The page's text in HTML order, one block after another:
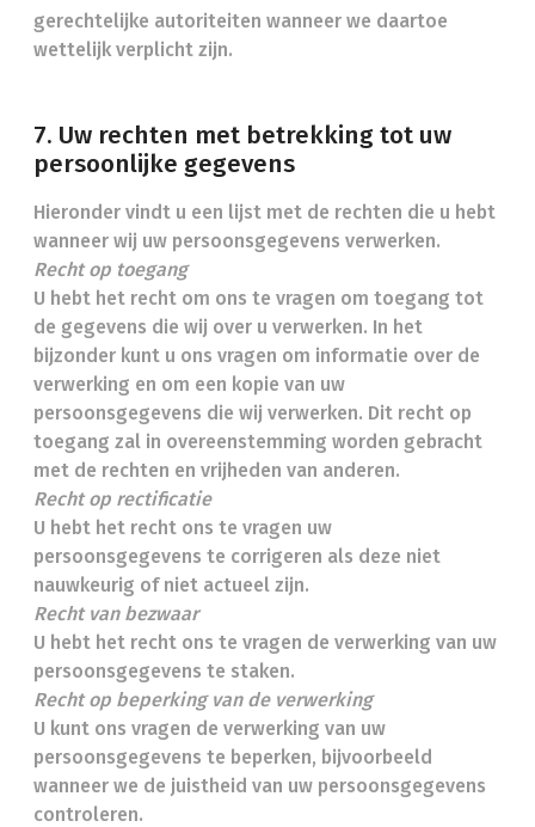
gerechtelijke autoriteiten wanneer we daartoe
wettelijk verplicht zijn.
7. Uw rechten met betrekking tot uw
persoonlijke gegevens
Hieronder vindt u een lijst met de rechten die u hebt
wanneer wij uw persoonsgegevens verwerken.
Recht op toegang
U hebt het recht om ons te vragen om toegang tot
de gegevens die wij over u verwerken. In het
bijzonder kunt u ons vragen om informatie over de
verwerking en om een kopie van uw
persoonsgegevens die wij verwerken. Dit recht op
toegang zal in overeenstemming worden gebracht
met de rechten en vrijheden van anderen.
Recht op rectificatie
U hebt het recht ons te vragen uw
persoonsgegevens te corrigeren als deze niet
nauwkeurig of niet actueel zijn.
Recht van bezwaar
U hebt het recht ons te vragen de verwerking van uw
persoonsgegevens te staken.
Recht op beperking van de verwerking
U kunt ons vragen de verwerking van uw
persoonsgegevens te beperken, bijvoorbeeld
wanneer we de juistheid van uw persoonsgegevens
controleren.